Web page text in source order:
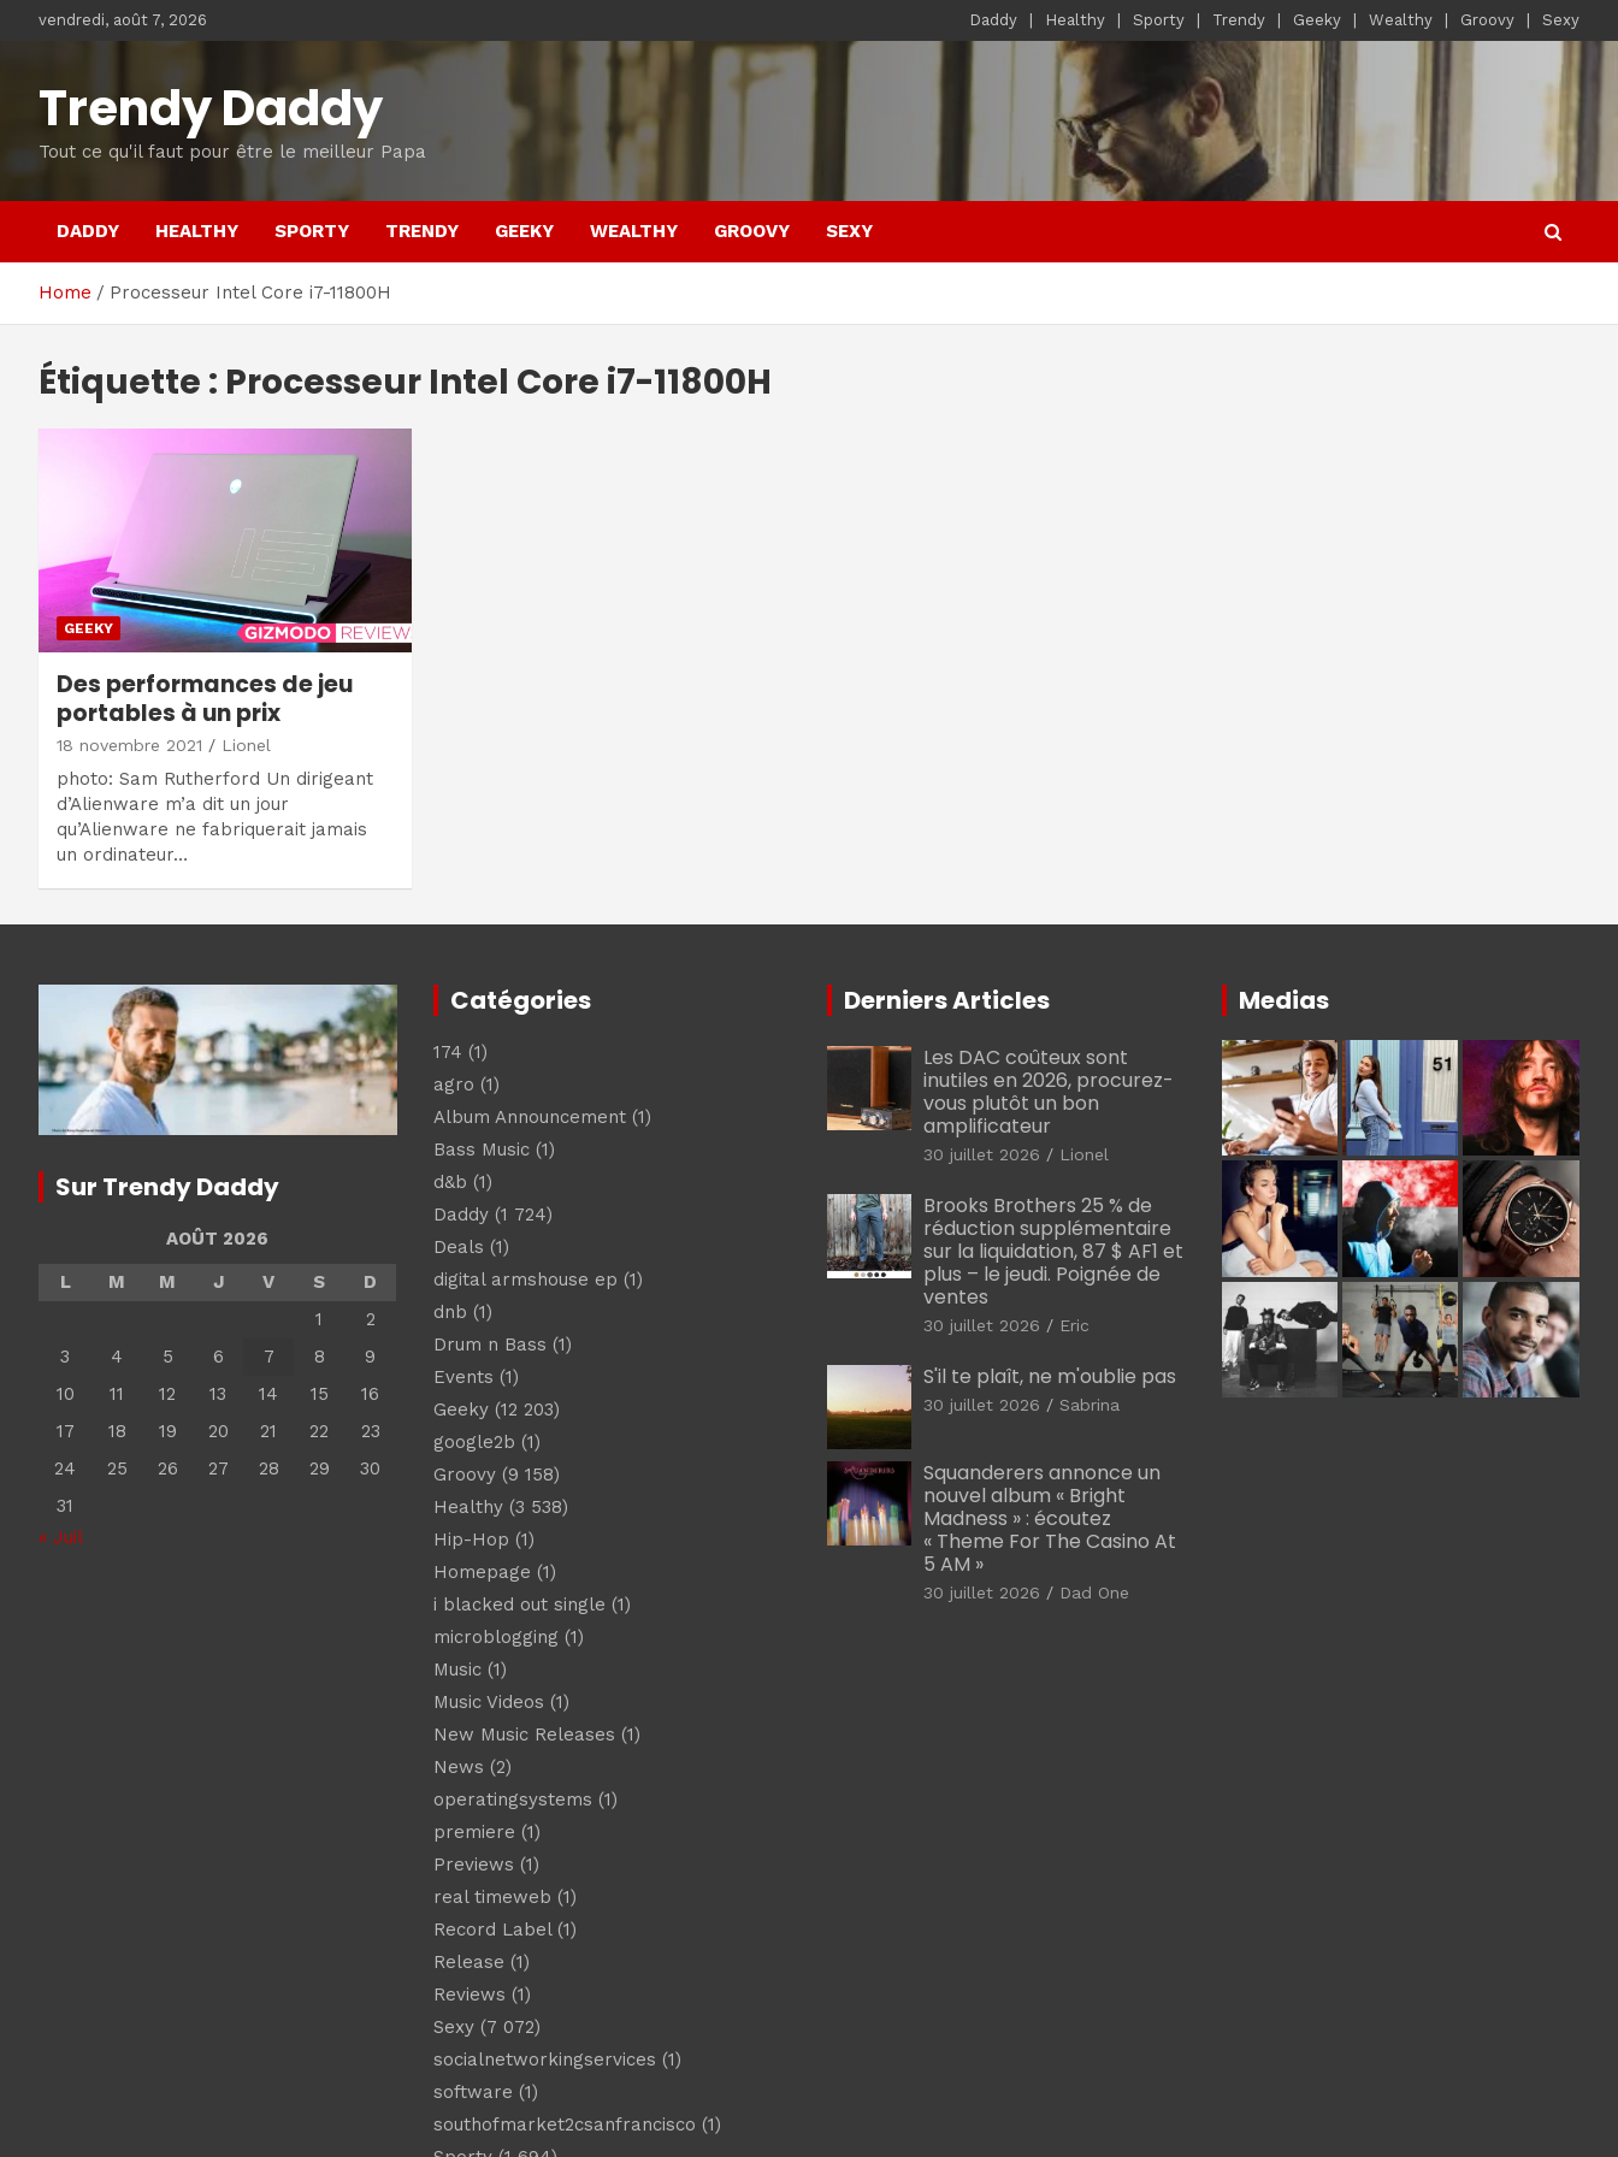
vendredi, août 7, 2026 Daddy Healthy Sporty Trendy Geeky Wealthy Groovy Sexy
Trendy Daddy
Tout ce qu'il faut pour être le meilleur Papa
DADDY HEALTHY SPORTY TRENDY GEEKY WEALTHY GROOVY SEXY
Home Processeur Intel Core i7-11800H
Étiquette : Processeur Intel Core i7-11800H
GEEKY
Des performances de jeu
portables à un prix
18 novembre 2021 Lionel
photo: Sam Rutherford Un dirigeant
d’Alienware m’a dit un jour
qu’Alienware ne fabriquerait jamais
un ordinateur…
Sur Trendy Daddy
AOÛT 2026
L
M M J V S
D
1
2
3
4 5 6 7 8
9
10
11 12 13 14 15
16
17
18 19 20 21 22
23
24
25 26 27 28 29
30
31
« Juil
Catégories
174 (1)
agro (1)
Album Announcement(1)
Bass Music(1)
d&b (1)
Daddy(1 724)
Deals (1)
digital armshouse ep (1)
dnb (1)
Drum n Bass (1)
Events (1)
Geeky(12 203)
google2b (1)
Groovy(9 158)
Healthy(3 538)
Hip-Hop (1)
Homepage (1)
i blacked out single (1)
microblogging (1)
Music(1)
Music Videos (1)
New Music Releases (1)
News (2)
operatingsystems (1)
premiere (1)
Previews (1)
real timeweb (1)
Record Label(1)
Release (1)
Reviews (1)
Sexy(7 072)
socialnetworkingservices (1)
software (1)
southofmarket2csanfrancisco (1)
Derniers Articles
Les DAC coûteux sont
inutiles en 2026, procurez-
vous plutôt un bon
amplificateur
30 juillet 2026 Lionel
Brooks Brothers 25 % de
réduction supplémentaire
sur la liquidation, 87 $ AF1 et
plus – le jeudi. Poignée de
ventes
30 juillet 2026 Eric
S'il te plaît, ne m'oublie pas
30 juillet 2026 Sabrina
Squanderers annonce un
nouvel album « Bright
Madness » : écoutez
« Theme For The Casino At
5 AM »
30 juillet 2026 Dad One
Medias